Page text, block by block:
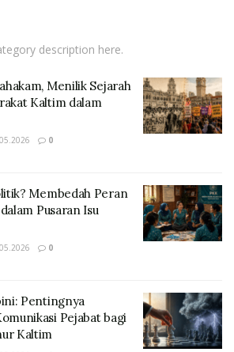
description here.
Menilik Sejarah
Kaltim dalam
0
Membedah Peran
Pusaran Isu
0
Pentingnya
Pejabat bagi
Kaltim